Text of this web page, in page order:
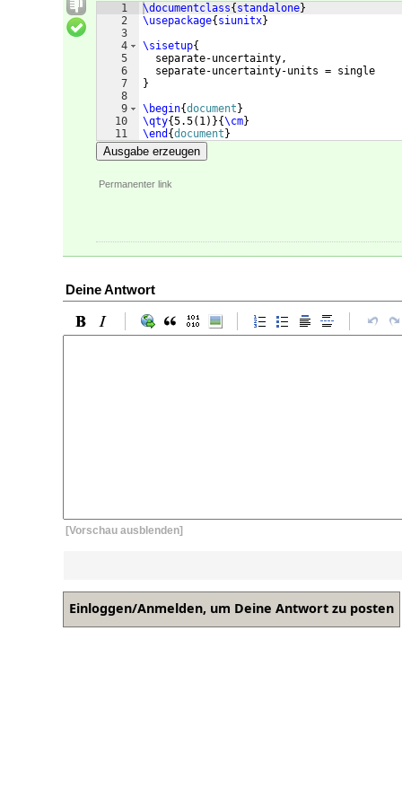
1
2
3
4
5
6
7
8
9
10
11
\documentclass{ standalone}
\usepackage{ siunitx}
\sisetup{
  separate-uncertainty,
  separate-uncertainty-units = single
}
\begin{document }
\qty{5.5( 1)}{\cm}
\end {document }
Ausgabe erzeugen
Permanenter link
Deine Antwort
[Vorschau ausblenden]